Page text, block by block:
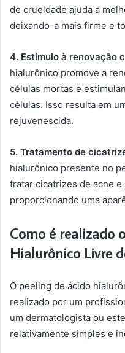
de crueldade ajuda a
deixando-a mais firme e
4. Estímulo à renovação
hialurônico promove a
células mortas e
células. Isso resulta em
rejuvenescida.
5. Tratamento de
hialurônico presente no
tratar cicatrizes de acne e
proporcionando uma
Como é realizado
Hialurônico Livre
O peeling de ácido
realizado por um
um dermatologista ou
relativamente simples e